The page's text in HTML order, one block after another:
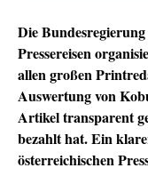
Die
Pressereisen
allen großen
Auswertung von
Artikel transparent
bezahlt hat. Ein
österreichischen